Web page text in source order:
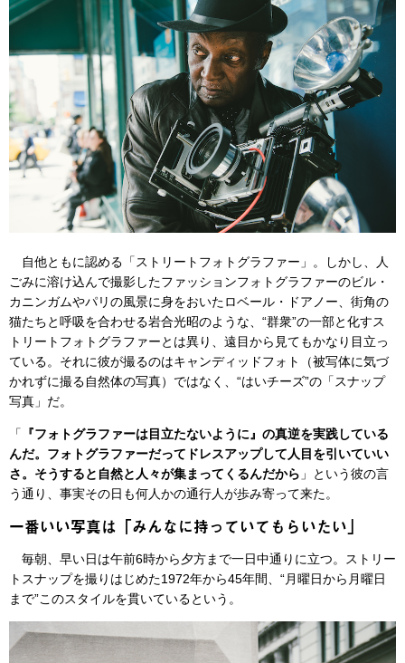
自他ともに認める「ストリートフォトグラファー」。しかし、人
ごみに溶け込んで撮影したファッションフォトグラファーのビル・
カニンガムやパリの風景に身をおいたロベール・ドアノー、街角の
猫たちと呼吸を合わせる岩合光昭のような、“群衆”の一部と化すス
トリートフォトグラファーとは異り、遠目から見てもかなり目立っ
ている。それに彼が撮るのはキャンディッドフォト（被写体に気づ
かれずに撮る自然体の写真）ではなく、“はいチーズ”の「スナップ
写真」だ。
「
『フォトグラファーは目立たないように』の真逆を実践している
んだ。フォトグラファーだってドレスアップして人目を引いていい
さ。そうすると自然と人々が集まってくるんだから 」という彼の言
う通り、事実その日も何人かの通行人が歩み寄って来た。
一番いい写真は「みんなに持っていてもらいたい」
毎朝、早い日は午前6時から夕方まで一日中通りに立つ。ストリー
トスナップを撮りはじめた1972年から45年間、“月曜日から月曜日
まで”このスタイルを貫いているという。